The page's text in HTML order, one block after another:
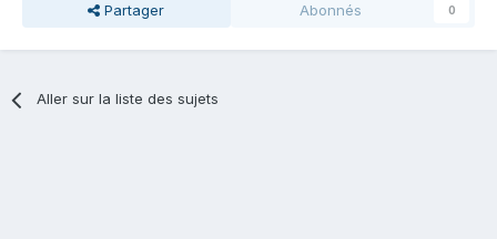
Partager Abonnés 0
Aller sur la liste des sujets